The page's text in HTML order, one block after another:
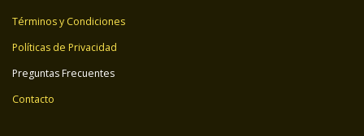
Términos y Condiciones
Políticas de Privacidad
Preguntas Frecuentes
Contacto